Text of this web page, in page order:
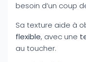
besoin d’un coup
Sa texture aide à
flexible, avec une
au toucher.